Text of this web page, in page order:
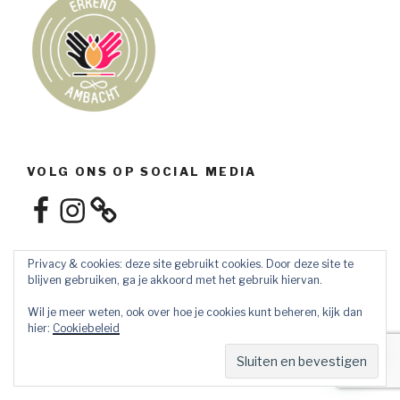
VOLG ONS OP SOCIAL MEDIA
FacebookInstagram
Privacybeleid
Privacy & cookies: deze site gebruikt cookies. Door deze site te
blijven gebruiken, ga je akkoord met het gebruik hiervan.
Wil je meer weten, ook over hoe je cookies kunt beheren, kijk dan
hier: Cookiebeleid